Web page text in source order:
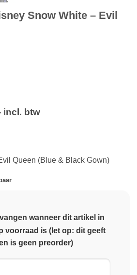
Snow White – Evil
incl. btw
Queen (Blue & Black Gown)
wanneer dit artikel in
voorraad is (let op: dit geeft
is geen preorder)